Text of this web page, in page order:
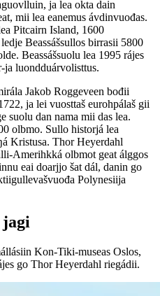
ja lea okta dain
mii lea eanemus ávdinvuođas.
Pitcairn Island, 1600
Beassášsullos birrasii 5800
Beassášsuolu lea 1995 rájes
luondduárvolisttus.
Jakob Roggeveen bođii
ja lei vuosttaš eurohpálaš gii
suolu dan nama mii das lea.
olbmo. Sullo historjá lea
Kristusa. Thor Heyerdahl
Amerihkká olbmot geat álggos
eai doarjjo šat dál, danin go
Polynesiija
jagi
Kon-Tiki-museas Oslos,
go Thor Heyerdahl riegádii.